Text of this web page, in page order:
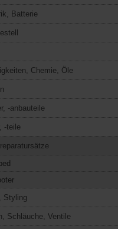
Batterie
Chemie, Öle
-anbauteile
-teile
Styling
Schläuche, Ventile